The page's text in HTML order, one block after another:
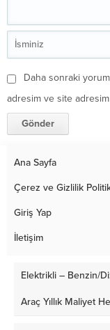
Daha sonraki
adresim ve site adresim
Ana Sayfa
Çerez ve Gizlilik
Giriş Yap
İletişim
Elektrikli – Benzin/
Araç Yıllık Maliyet